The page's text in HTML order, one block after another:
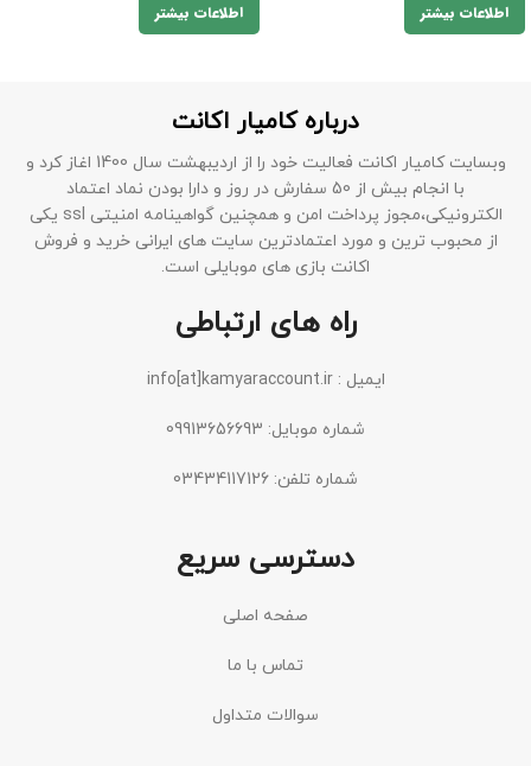
اطلاعات بیشتر
اطلاعات بیشتر
درباره کامیار اکانت
وبسایت کامیار اکانت فعالیت خود را از اردیبهشت سال 1400 اغاز کرد و
با انجام بیش از 50 سفارش در روز و دارا بودن نماد اعتماد
الکترونیکی،مجوز پرداخت امن و همچنین گواهینامه امنیتی ssl یکی
از محبوب ترین و مورد اعتمادترین سایت های ایرانی خرید و فروش
اکانت بازی های موبایلی است.
راه های ارتباطی
ایمیل : info[at]kamyaraccount.ir
شماره موبایل: 09913656693
شماره تلفن: 03434117126
دسترسی سریع
صفحه اصلی
تماس با ما
سوالات متداول